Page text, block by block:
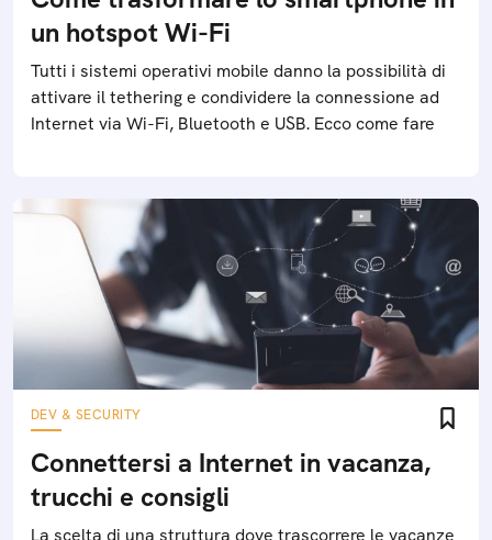
un hotspot Wi-Fi
Tutti i sistemi operativi mobile danno la possibilità di
attivare il tethering e condividere la connessione ad
Internet via Wi-Fi, Bluetooth e USB. Ecco come fare
DEV & SECURITY
Connettersi a Internet in vacanza,
trucchi e consigli
La scelta di una struttura dove trascorrere le vacanze